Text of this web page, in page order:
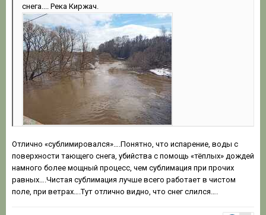
снега.... Река Киржач.
Отлично «сублимировался»….Понятно, что испарение, воды с
поверхности тающего снега, убийства с помощь «тёплых» дождей
намного более мощный процесс, чем сублимация при прочих
равных….Чистая сублимация лучше всего работает в чистом
поле, при ветрах….Тут отлично видно, что снег слился….